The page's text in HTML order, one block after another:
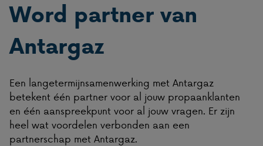
Word partner van
Antargaz
Een langetermijnsamenwerking met Antargaz
betekent één partner voor al jouw propaanklanten
en één aanspreekpunt voor al jouw vragen. Er zijn
heel wat voordelen verbonden aan een
partnerschap met Antargaz.